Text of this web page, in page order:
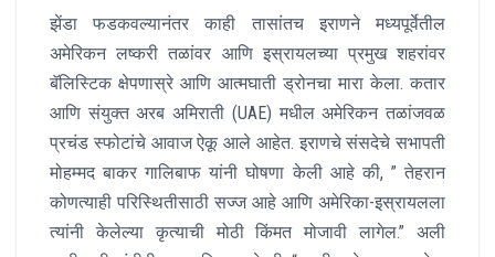
झेंडा फडकवल्यानंतर काही तासांतच इराणने मध्यपूर्वेतील
अमेरिकन लष्करी तळांवर आणि इस्रायलच्या प्रमुख शहरांवर
बॅलिस्टिक क्षेपणास्रे आणि आत्मघाती ड्रोनचा मारा केला. कतार
आणि संयुक्त अरब अमिराती (UAE) मधील अमेरिकन तळांजवळ
प्रचंड स्फोटांचे आवाज ऐकू आले आहेत. इराणचे संसदेचे सभापती
मोहम्मद बाकर गालिबाफ यांनी घोषणा केली आहे की, ” तेहरान
कोणत्याही परिस्थितीसाठी सज्ज आहे आणि अमेरिका-इस्रायलला
त्यांनी केलेल्या कृत्याची मोठी किंमत मोजावी लागेल.” अली